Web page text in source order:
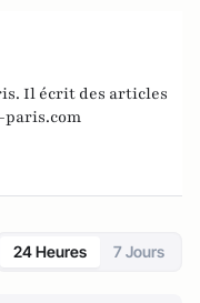
Il écrit des articles
24 Heures 7 Jours